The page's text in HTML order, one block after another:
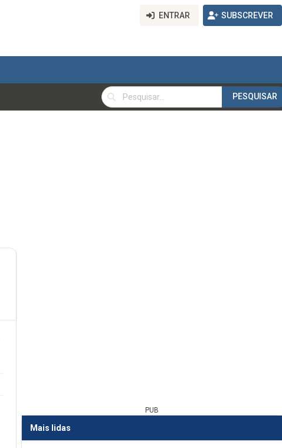
ENTRAR SUBSCREVER
PESQUISAR
PESQUISAR
PUB
Mais lidas